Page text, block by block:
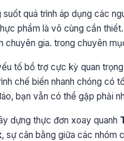
suốt quá trình áp dụng các
phẩm là vô cùng cần
chuyên gia. trong chuyên
tố bổ trợ cực kỳ quan
chế biến nhanh chóng có
bạn vẫn có thể gặp phải
dựng thực đơn xoay quanh
, sự cân bằng giữa các nhóm